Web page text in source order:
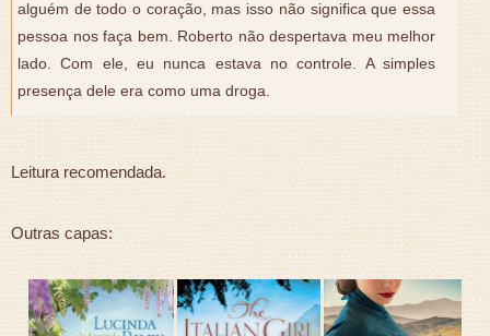
alguém de todo o coração, mas isso não significa que essa
pessoa nos faça bem. Roberto não despertava meu melhor
lado. Com ele, eu nunca estava no controle. A simples
presença dele era como uma droga.
Leitura recomendada.
Outras capas: